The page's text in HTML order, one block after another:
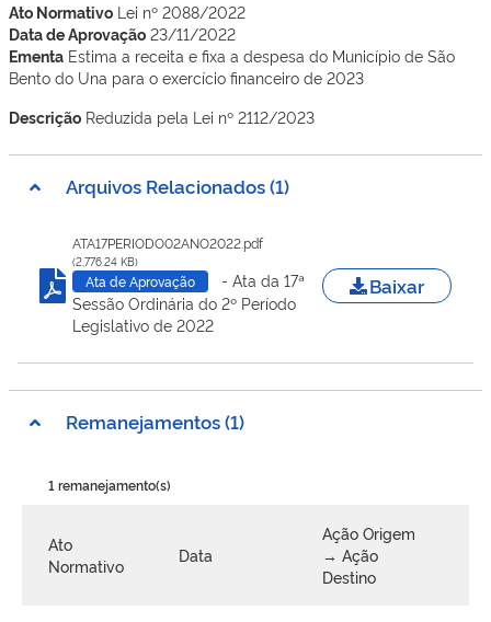
Ato Normativo Lei nº 2088/2022
Data de Aprovação 23/11/2022
Ementa Estima a receita e fixa a despesa do Município de São
Bento do Una para o exercício financeiro de 2023
Descrição Reduzida pela Lei nº 2112/2023
Arquivos Relacionados (1)
ATA17PERIODO02ANO2022.pdf
(2,776.24 KB)
Ata de Aprovação
- Ata da 17ª
Sessão Ordinária do 2º Período
Legislativo de 2022
Baixar
Remanejamentos (1)
1 remanejamento(s)
Ato
Normativo
Data
Ação Origem
→ Ação
Destino